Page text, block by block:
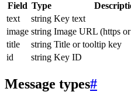
Field Type
text
string Key text
image string Image URL (https
title
string Title or tooltip key
id
string Key ID
Message types#